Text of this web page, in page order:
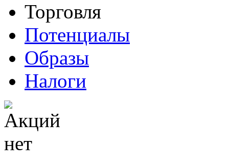
Торговля
Потенциалы
Образы
Налоги